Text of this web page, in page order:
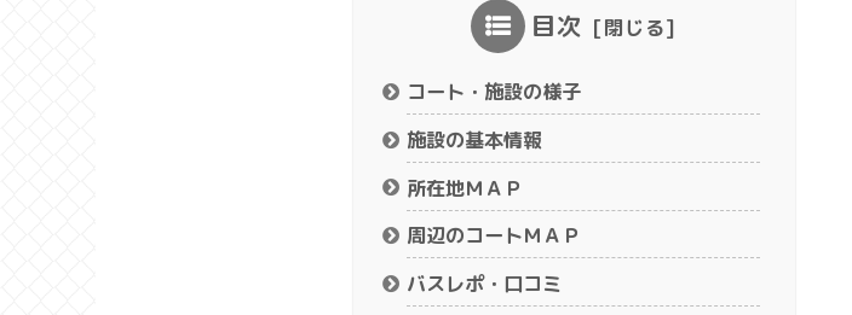
目次
コート・施設の様子
施設の基本情報
所在地ＭＡＰ
周辺のコートＭＡＰ
バスレポ・口コミ